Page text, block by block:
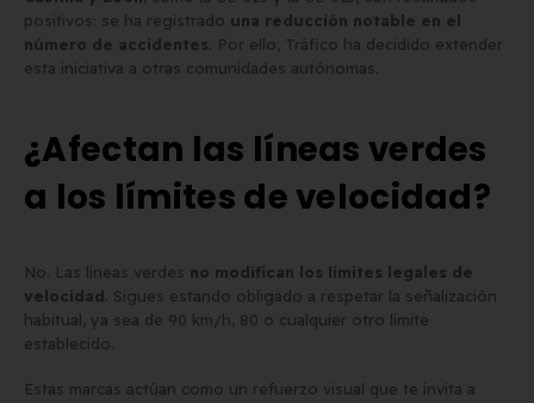
positivos: se ha registrado una reducción notable en el
número de accidentes . Por ello, Tráfico ha decidido extender
esta iniciativa a otras comunidades autónomas.
¿Afectan las líneas verdes
a los límites de velocidad?
No. Las líneas verdes no modifican los límites legales de
velocidad . Sigues estando obligado a respetar la señalización
habitual, ya sea de 90 km/h, 80 o cualquier otro límite
establecido.
Estas marcas actúan como un refuerzo visual que te invita a